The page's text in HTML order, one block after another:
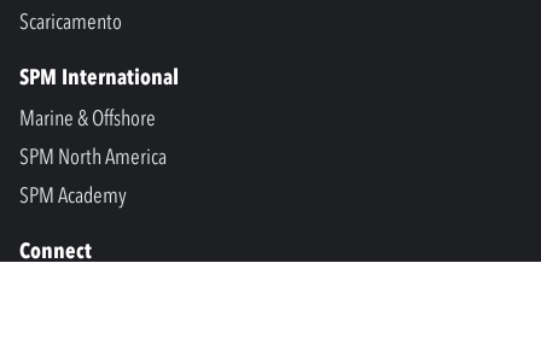
Scaricamento
SPM International
Marine & Offshore
SPM North America
SPM Academy
Connect